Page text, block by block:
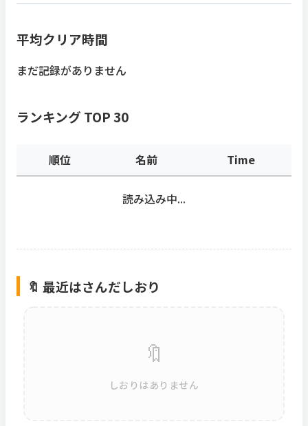
平均クリア時間
まだ記録がありません
ランキング TOP 30
順位 名前 Time
読み込み中...
🔖 最近はさんだしおり
🔖
しおりはありません